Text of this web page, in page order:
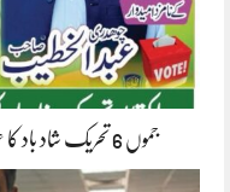
جموں 6 تحریک شاد باد کا عبدالخطیب چودھری کی حمایت کا اعلان